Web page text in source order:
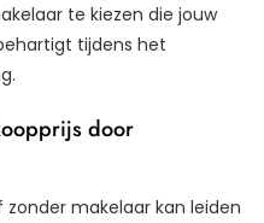
te kiezen die jouw
tijdens het
door
makelaar kan leiden